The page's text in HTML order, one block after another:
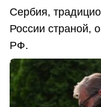
Сербия,
России страной,
РФ.